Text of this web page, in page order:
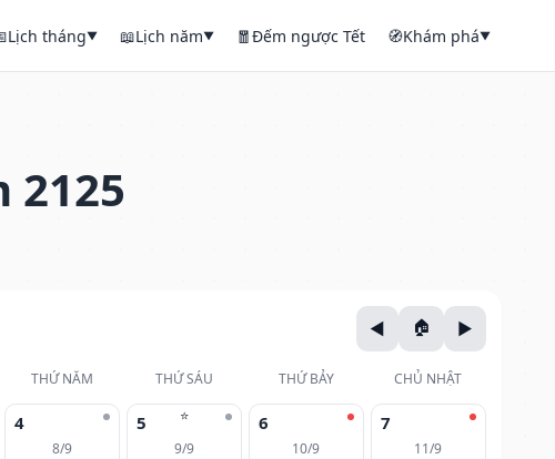
Lịch tháng▼ 📖Lịch năm▼ 🧧Đếm ngược Tết 🧭Khám phá▼
2125
THỨ NĂM THỨ SÁU THỨ BẢY
CHỦ NHẬT
4
8/9
⭐
5
9/9
6
10/9
7
11/9